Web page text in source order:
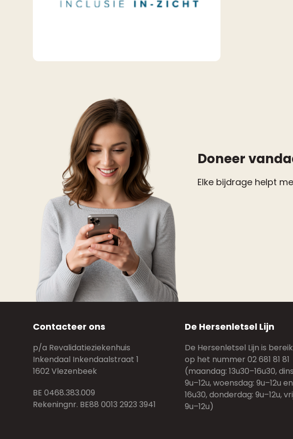
Doneer
Elke bijdrage helpt
Contacteer ons
p/a Revalidatieziekenhuis
Inkendaal Inkendaalstraat 1
1602 Vlezenbeek
BE 0468.383.009
Rekeningnr. BE88 0013 2923 3941
De Hersenletsel Lijn
De Hersenletsel Lijn is
op het nummer 02 681 81 81
(maandag: 13u30–16u30,
9u–12u, woensdag: 9u–12u
16u30, donderdag: 9u–12u,
9u–12u)